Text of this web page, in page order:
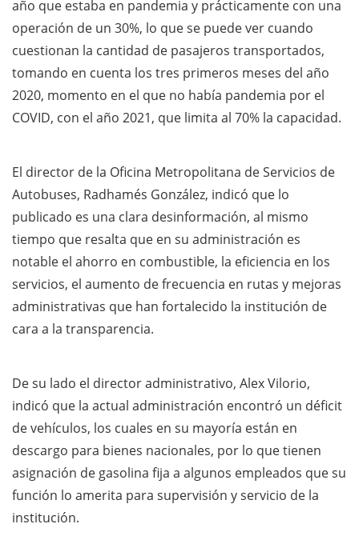
año que estaba en pandemia y prácticamente con una
operación de un 30%, lo que se puede ver cuando
cuestionan la cantidad de pasajeros transportados,
tomando en cuenta los tres primeros meses del año
2020, momento en el que no había pandemia por el
COVID, con el año 2021, que limita al 70% la capacidad.
El director de la Oficina Metropolitana de Servicios de
Autobuses, Radhamés González, indicó que lo
publicado es una clara desinformación, al mismo
tiempo que resalta que en su administración es
notable el ahorro en combustible, la eficiencia en los
servicios, el aumento de frecuencia en rutas y mejoras
administrativas que han fortalecido la institución de
cara a la transparencia.
De su lado el director administrativo, Alex Vilorio,
indicó que la actual administración encontró un déficit
de vehículos, los cuales en su mayoría están en
descargo para bienes nacionales, por lo que tienen
asignación de gasolina fija a algunos empleados que su
función lo amerita para supervisión y servicio de la
institución.